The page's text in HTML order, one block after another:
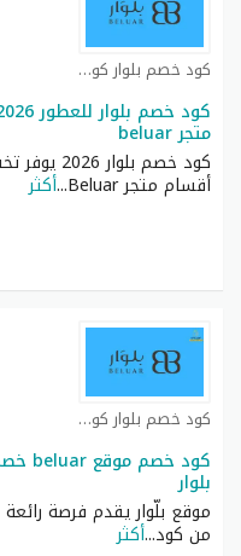
كود خصم بلوار كوبون
متجر beluar
أقسام متجر Beluar ...أكثر
كود خصم بلوار كوبون
بلوار
موقع بلّوار يقدم فرصة
من كود...أكثر